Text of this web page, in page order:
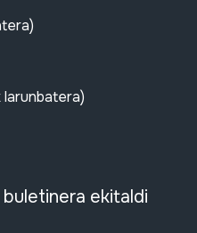
ekitaldi